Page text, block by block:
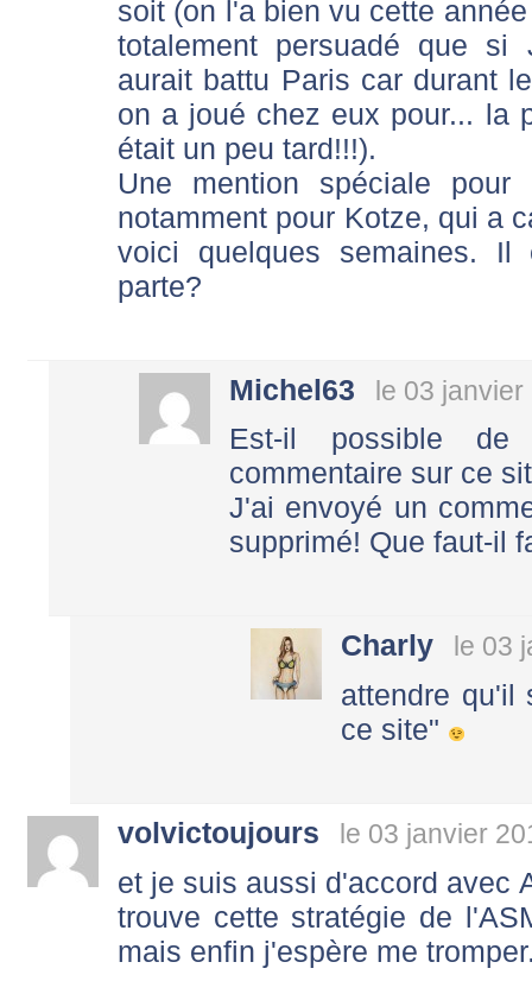
soit (on l'a bien vu cette
totalement persuadé que
aurait battu Paris car durant
on a joué chez eux pour... la
était un peu tard!!!).
Une mention spéciale
notamment pour Kotze, qui a
voici quelques semaines. Il
parte?
Michel63 le 03
Est-il possible
commentaire sur ce
J'ai envoyé un
supprimé! Que faut-il
Charly le 03
attendre qu'il
ce site"
volvictoujours le 03 janvier
et je suis aussi d'accord avec
trouve cette stratégie de
mais enfin j'espère me